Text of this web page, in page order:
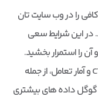
را در وب سایت تان
در این شرایط سعی
آن را استمرار بخشید.
عدم وجود داده های تجربه کاربری: نرخ CTR و آمار تعامل، از جمله
گوگل داده های بیشتری